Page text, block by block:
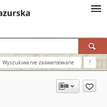
Wyszukiwanie zaawansowane ?